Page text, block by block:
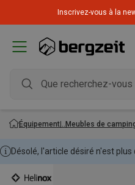
Inscrivez-vous à la
Équipement Meubles de
Désolé, l'article désiré n'est plus